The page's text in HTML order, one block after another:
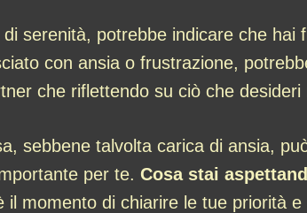
serenità, potrebbe indicare che
con ansia o frustrazione,
che riflettendo su ciò che desideri
sebbene talvolta carica di ansia,
per te. Cosa stai
il momento di chiarire le tue priorità